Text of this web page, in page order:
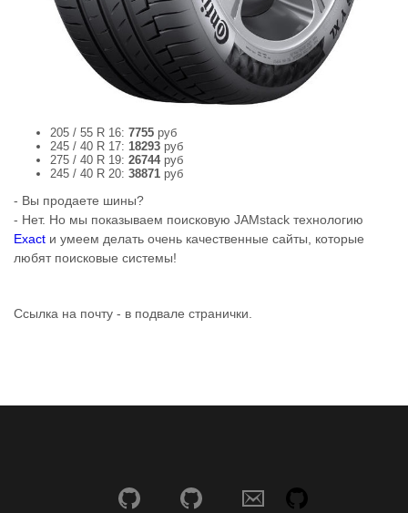
205 / 55 R 16: 7755 руб
245 / 40 R 17: 18293 руб
275 / 40 R 19: 26744руб
245 / 40 R 20: 38871 руб
- Вы продаете шины?
- Нет. Но мы показываем поисковую JAMstack технологию
Exact и умеем делать очень качественные сайты, которые
любят поисковые системы!
Ссылка на почту - в подвале странички.